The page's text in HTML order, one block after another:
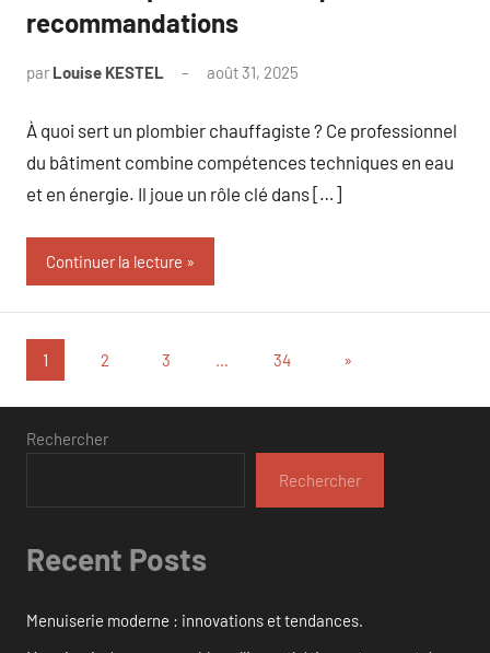
recommandations
par Louise KESTEL août 31, 2025
À quoi sert un plombier chauffagiste ? Ce professionnel
du bâtiment combine compétences techniques en eau
et en énergie. Il joue un rôle clé dans […]
Continuer la lecture
Pagination
des
publications
1 2 3 … 34
Articles
»
Rechercher
Rechercher
Recent Posts
Menuiserie moderne : innovations et tendances.